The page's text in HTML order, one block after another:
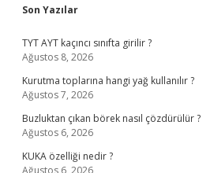
Sidebar
Son Yazılar
TYT AYT kaçıncı sınıfta girilir ?
Ağustos 8, 2026
Kurutma toplarına hangi yağ kullanılır ?
Ağustos 7, 2026
Buzluktan çıkan börek nasıl çözdürülür ?
Ağustos 6, 2026
KUKA özelliği nedir ?
Ağustos 6, 2026